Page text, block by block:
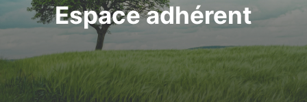
Espace adhérent